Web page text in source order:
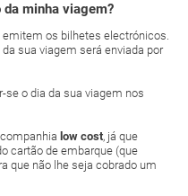
da minha viagem?
os bilhetes electrónicos.
sua viagem será enviada por
se o dia da sua viagem nos
low cost, já que
cartão de embarque (que
que não lhe seja cobrado um